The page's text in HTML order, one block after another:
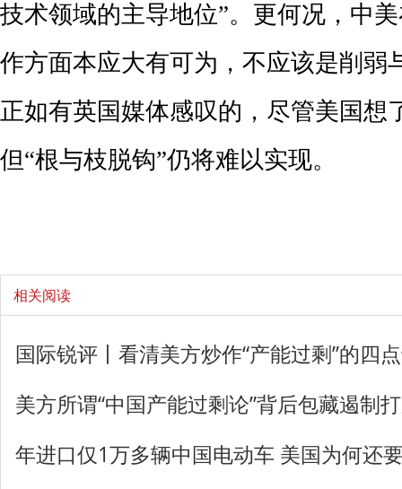
技术领域的主导地位”。更何况，中
作方面本应大有可为，不应该是削弱
正如有英国媒体感叹的，尽管美国想
但“根与枝脱钩”仍将难以实现。
相关阅读
国际锐评丨看清美方炒作“产能过剩”的四
美方所谓“中国产能过剩论”背后包藏遏制
年进口仅1万多辆中国电动车 美国为何还